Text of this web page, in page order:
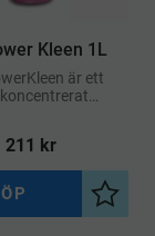
Kleen 1L
är ett
sot och annan
smuts
211 kr
Lägg